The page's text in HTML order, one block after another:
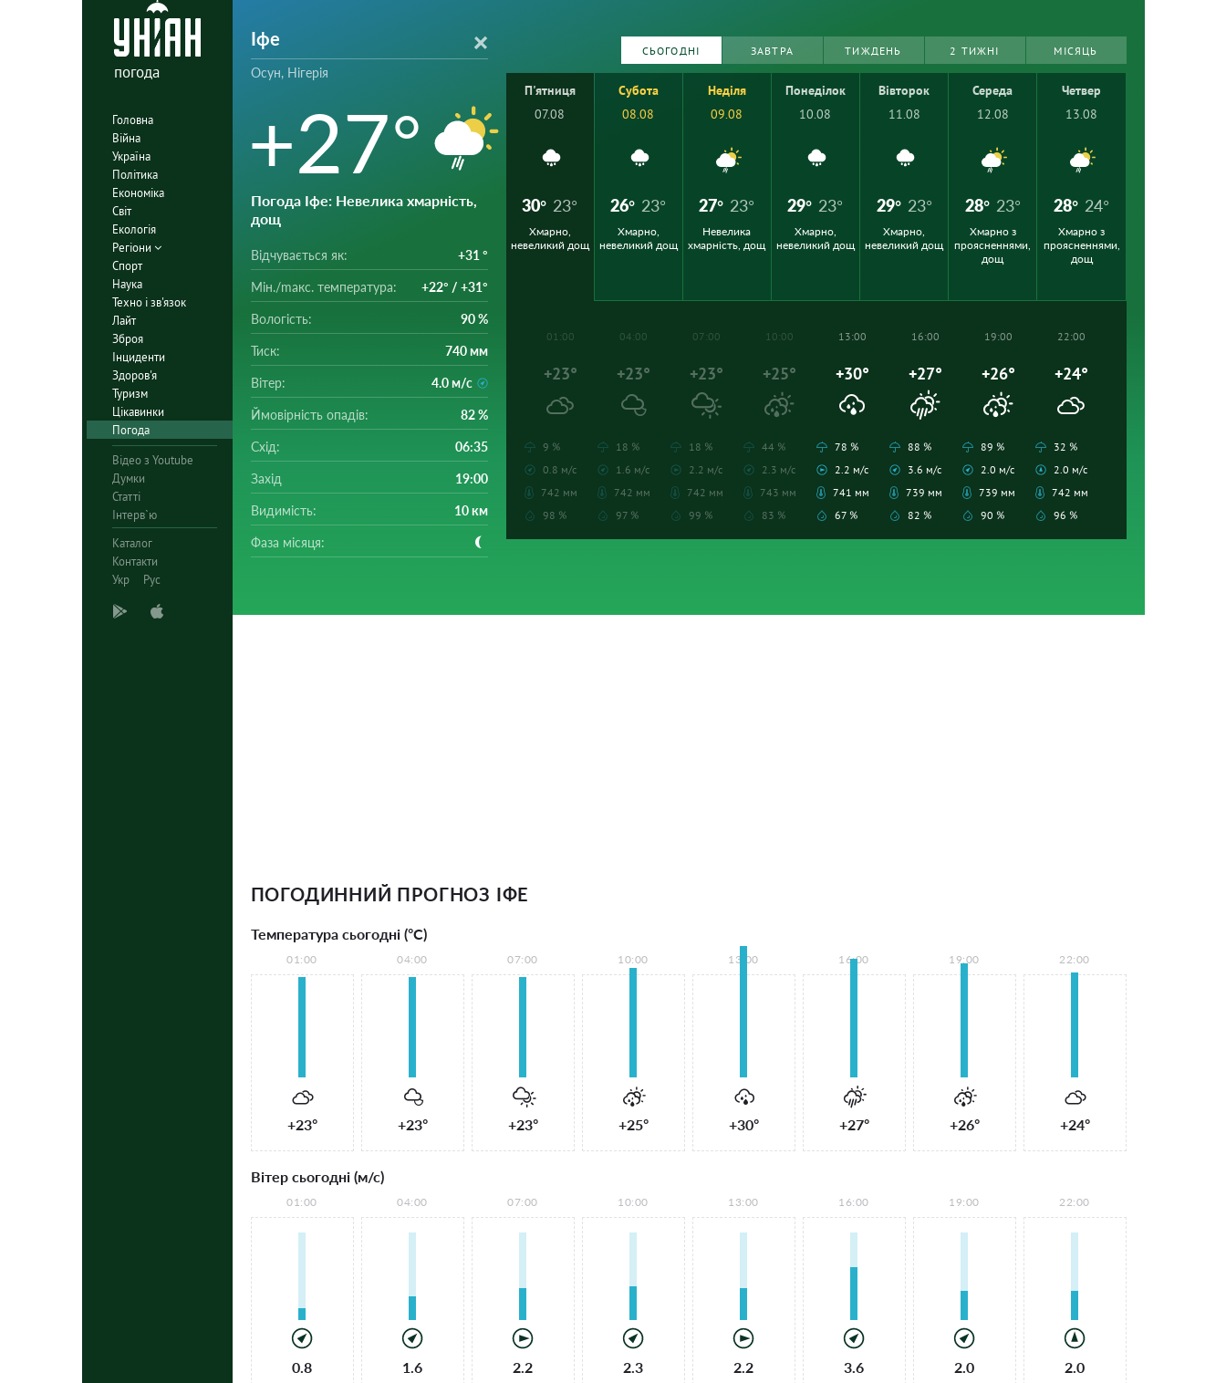
погода
Головна
Війна
Україна
Політика
Економіка
Світ
Екологія
Регіони
Спорт
Наука
Техно і зв'язок
Лайт
Зброя
Інциденти
Здоров'я
Туризм
Цікавинки
Погода
Відео з Youtube
Думки
Статті
Інтерв`ю
Каталог
Контакти
Укр
Рус
Іфе
Осун, Нігерія
+27°
Погода Іфе: Невелика хмарність,
дощ
Відчувається як: +31 °
Мін./mакс. температура: +22° / +31°
Вологість: 90 %
Тиск: 740 мм
Вітер: 4.0 м/с
Ймовірність опадів: 82 %
Схід: 06:35
Захід 19:00
Видимість: 10 км
Фаза місяця:
СЬОГОДНІ ЗАВТРА ТИЖДЕНЬ 2 ТИЖНІ МІСЯЦЬ
П'ятниця
07.08
30° 23°
Хмарно,
невеликий дощ
Субота
08.08
26° 23°
Хмарно,
невеликий дощ
Неділя
09.08
27° 23°
Невелика
хмарність, дощ
Понеділок
10.08
29° 23°
Хмарно,
невеликий дощ
Вівторок
11.08
29° 23°
Хмарно,
невеликий дощ
Середа
12.08
28° 23°
Хмарно з
проясненнями,
дощ
Четвер
13.08
28° 24°
Хмарно з
проясненнями,
дощ
01:00
+23°
9 %
0.8 м/с
742 мм
98 %
04:00
+23°
18 %
1.6 м/с
742 мм
97 %
07:00
+23°
18 %
2.2 м/с
742 мм
99 %
10:00
+25°
44 %
2.3 м/с
743 мм
83 %
13:00
+30°
78 %
2.2 м/с
741 мм
67 %
16:00
+27°
88 %
3.6 м/с
739 мм
82 %
19:00
+26°
89 %
2.0 м/с
739 мм
90 %
22:00
+24°
32 %
2.0 м/с
742 мм
96 %
ПОГОДИННИЙ ПРОГНОЗ ІФЕ
Температура сьогодні (°С)
01:00
+23°
04:00
+23°
07:00
+23°
10:00
+25°
13:00
+30°
16:00
+27°
19:00
+26°
22:00
+24°
Вітер сьогодні (м/с)
01:00
0.8
04:00
1.6
07:00
2.2
10:00
2.3
13:00
2.2
16:00
3.6
19:00
2.0
22:00
2.0